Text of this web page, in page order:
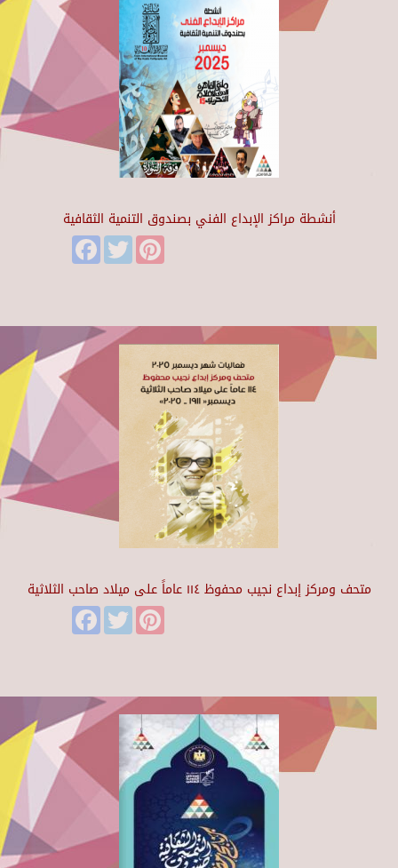
أنشطة مراكز الإبداع الفني بصندوق التنمية الثقافية
FacebookTwitter
متحف ومركز إبداع نجيب محفوظ ١١٤ عاماً على ميلاد صاحب الثلاثية
FacebookTwitter